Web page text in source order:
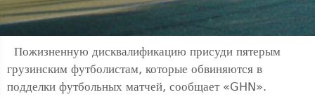
Пожизненную дисквалификацию присуди пятерым
грузинским футболистам, которые обвиняются в
подделки футбольных матчей, сообщает «GHN».